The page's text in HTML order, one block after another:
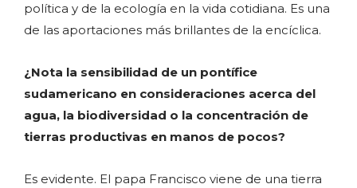
política y de la ecología en la vida cotidiana. Es una
de las aportaciones más brillantes de la encíclica.
¿Nota la sensibilidad de un pontífice
sudamericano en consideraciones acerca del
agua, la biodiversidad o la concentración de
tierras productivas en manos de pocos?
Es evidente. El papa Francisco viene de una tierra